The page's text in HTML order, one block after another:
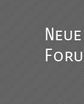
mitnehmen. Es
Berichte